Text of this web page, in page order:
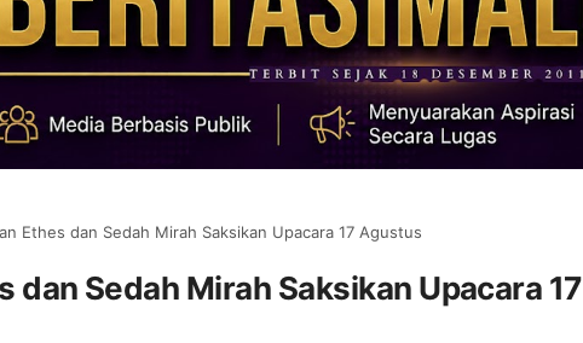
Ethes dan Sedah Mirah Saksikan Upacara 17 Agustus
dan Sedah Mirah Saksikan Upacara 17